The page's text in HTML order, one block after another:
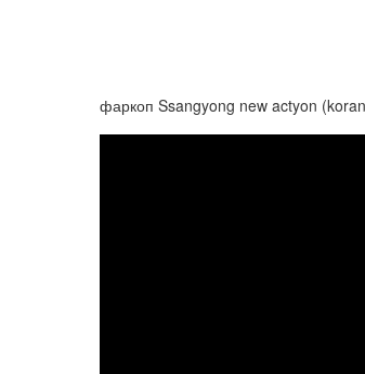
фаркоп Ssangyong new actyon